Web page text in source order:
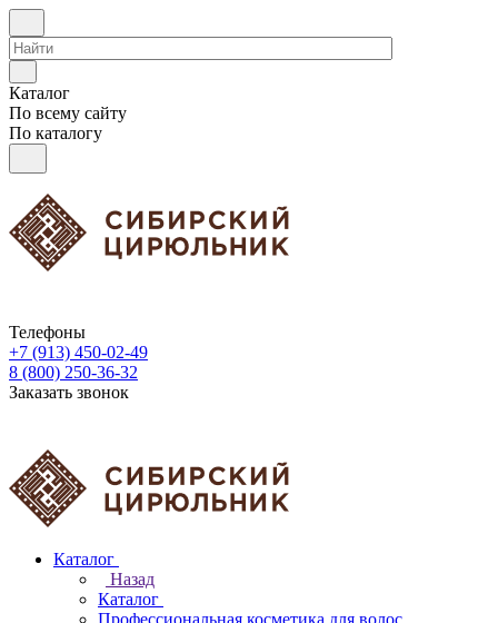
Каталог
По всему сайту
По каталогу
Телефоны
+7 (913) 450-02-49
8 (800) 250-36-32
Заказать звонок
Каталог
Назад
Каталог
Профессиональная косметика для волос